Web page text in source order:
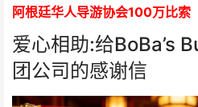
阿根廷华人导游协会100万比索
爱心相助:给BoBa’s
团公司的感谢信